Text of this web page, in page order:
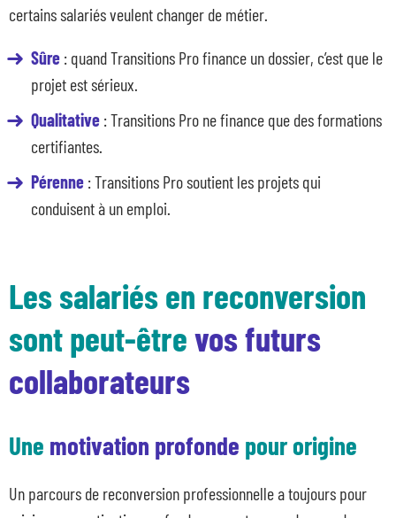
certains salariés veulent changer de métier.
Sûre : quand Transitions Pro finance un dossier, c’est que le
projet est sérieux.
Qualitative : Transitions Pro ne finance que des formations
certifiantes.
Pérenne : Transitions Pro soutient les projets qui
conduisent à un emploi.
Les salariés en reconversion
sont peut-êtrevos futurs
collaborateurs
Une motivation profonde pour origine
Un parcours de reconversion professionnelle a toujours pour